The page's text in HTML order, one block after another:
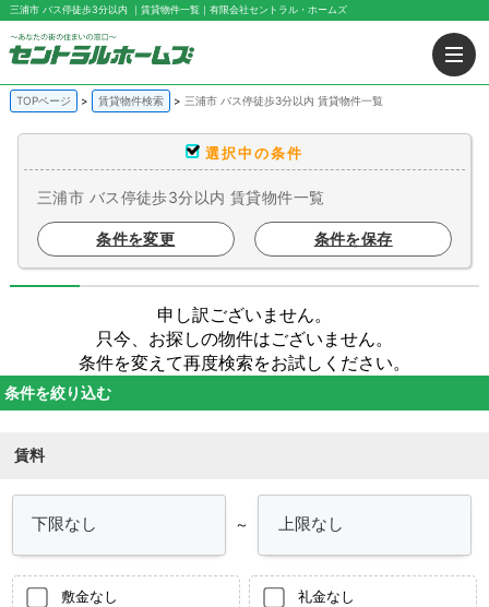
三浦市 バス停徒歩3分以内 ｜賃貸物件一覧｜有限会社セントラル・ホームズ
TOPページ 賃貸物件検索 三浦市 バス停徒歩3分以内 賃貸物件一覧
選択中の条件
三浦市 バス停徒歩3分以内 賃貸物件一覧
条件を変更 条件を保存
申し訳ございません。
只今、お探しの物件はございません。
条件を変えて再度検索をお試しください。
条件を絞り込む
賃料
～
敷金なし 礼金なし